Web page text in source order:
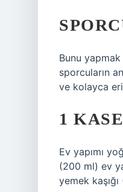
Bunu
sporcuların
ve kolayca
1
Ev yapımı
(200 ml) ev
yemek